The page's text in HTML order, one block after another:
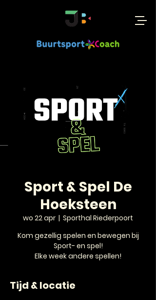
Sport & Spel De
Hoeksteen
wo 22 apr
  |
Sporthal Riederpoort
Kom gezellig spelen en bewegen bij
Sport- en spel!
Elke week andere spellen!
Tijd & locatie